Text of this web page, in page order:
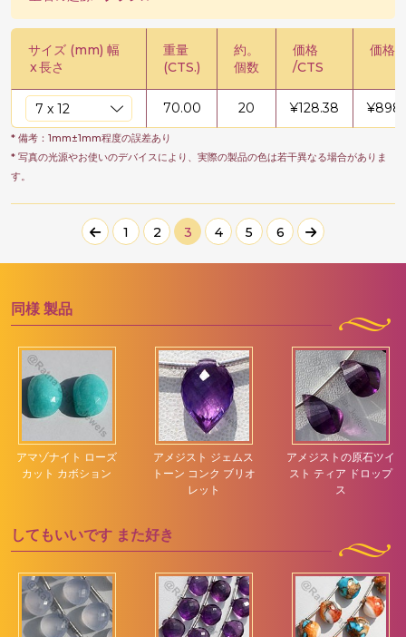
サイズ (mm) 幅
x長さ
重量
(CTS.)
約。
個数
価格
/CTS
価格 /
70.00 20 ¥128.38 ¥
* 備考：1mm±1mm程度の誤差あり
* 写真の光源やお使いのデバイスにより、実際の製品の色は若干異なる場合がありま
す。
1 2 3 4 5 6
同様 製品
アマゾナイト ローズ
カット カボション
アメジスト ジェムス
トーン コンク ブリオ
レット
アメジストの原石ツイ
スト ティア ドロップ
ス
してもいいです また好き